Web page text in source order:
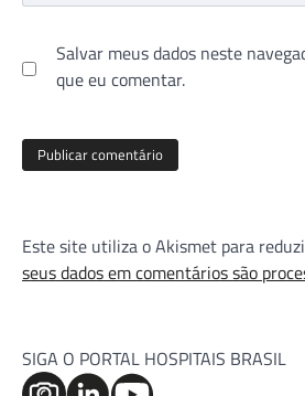
Salvar meus dados neste
que eu comentar.
Este site utiliza o Akismet para
seus dados em comentários são
SIGA O PORTAL HOSPITAIS BRASIL